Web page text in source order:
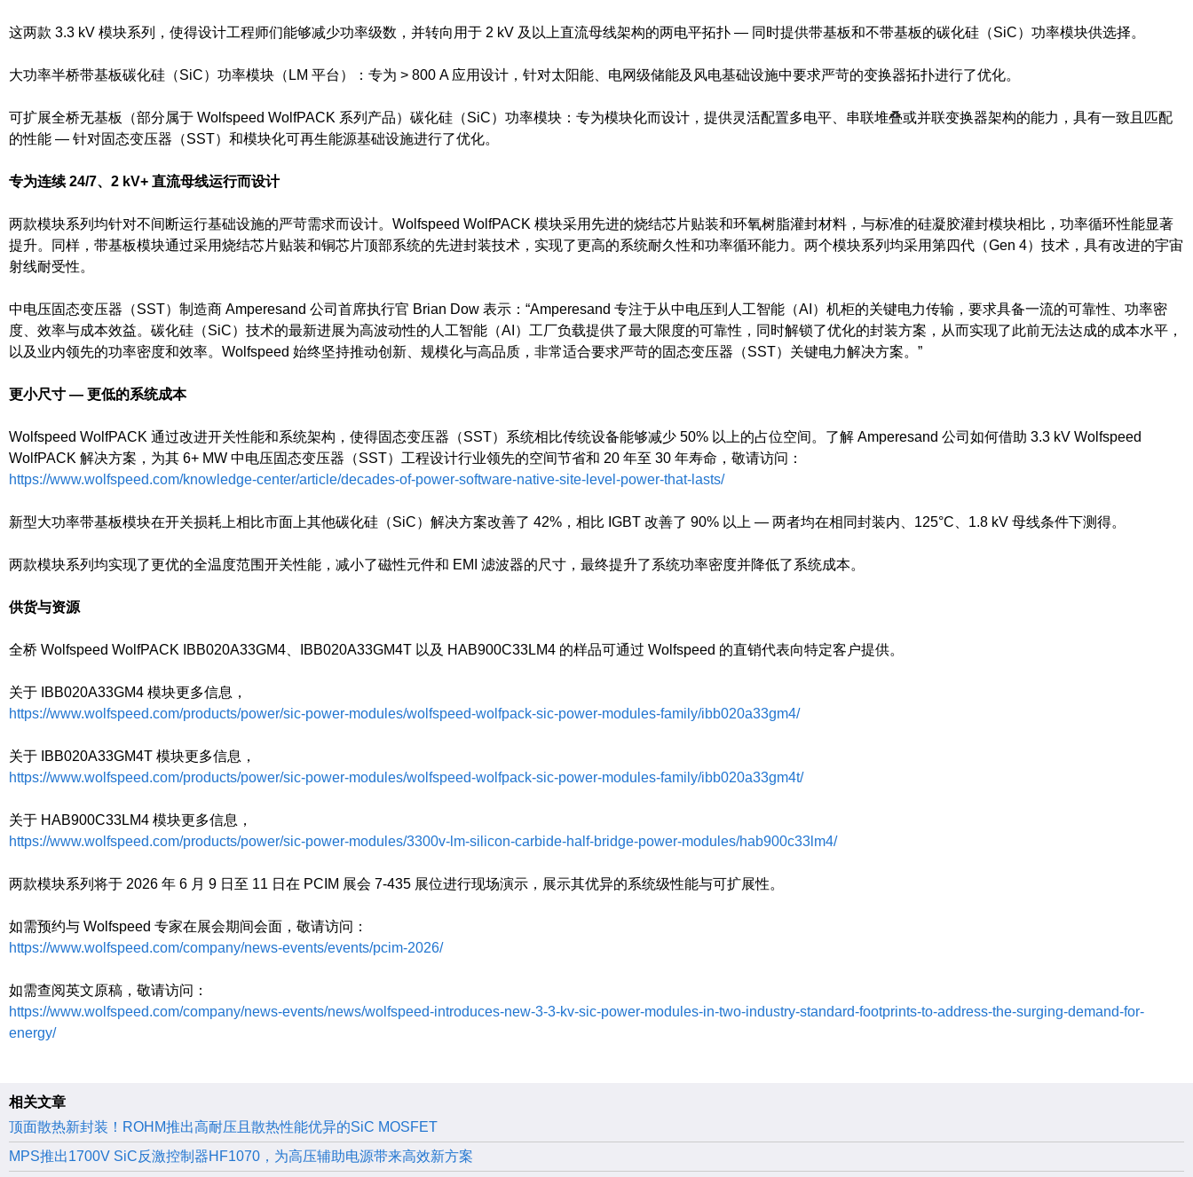
这两款 3.3 kV 模块系列，使得设计工程师们能够减少功率级数，并转向用于 2 kV 及以上直流母线架构的两电平拓扑 — 同时提供带基板和不带基板的碳化硅（SiC）功率模块供选择。
大功率半桥带基板碳化硅（SiC）功率模块（LM 平台）：专为 > 800 A 应用设计，针对太阳能、电网级储能及风电基础设施中要求严苛的变换器拓扑进行了优化。
可扩展全桥无基板（部分属于 Wolfspeed WolfPACK 系列产品）碳化硅（SiC）功率模块：专为模块化而设计，提供灵活配置多电平、串联堆叠或并联变换器架构的能力，具有一致且匹配
的性能 — 针对固态变压器（SST）和模块化可再生能源基础设施进行了优化。
专为连续 24/7、2 kV+ 直流母线运行而设计
两款模块系列均针对不间断运行基础设施的严苛需求而设计。Wolfspeed WolfPACK 模块采用先进的烧结芯片贴装和环氧树脂灌封材料，与标准的硅凝胶灌封模块相比，功率循环性能显著
提升。同样，带基板模块通过采用烧结芯片贴装和铜芯片顶部系统的先进封装技术，实现了更高的系统耐久性和功率循环能力。两个模块系列均采用第四代（Gen 4）技术，具有改进的宇宙
射线耐受性。
中电压固态变压器（SST）制造商 Amperesand 公司首席执行官 Brian Dow 表示：“Amperesand 专注于从中电压到人工智能（AI）机柜的关键电力传输，要求具备一流的可靠性、功率密
度、效率与成本效益。碳化硅（SiC）技术的最新进展为高波动性的人工智能（AI）工厂负载提供了最大限度的可靠性，同时解锁了优化的封装方案，从而实现了此前无法达成的成本水平，
以及业内领先的功率密度和效率。Wolfspeed 始终坚持推动创新、规模化与高品质，非常适合要求严苛的固态变压器（SST）关键电力解决方案。”
更小尺寸 — 更低的系统成本
Wolfspeed WolfPACK 通过改进开关性能和系统架构，使得固态变压器（SST）系统相比传统设备能够减少 50% 以上的占位空间。了解 Amperesand 公司如何借助 3.3 kV Wolfspeed
WolfPACK 解决方案，为其 6+ MW 中电压固态变压器（SST）工程设计行业领先的空间节省和 20 年至 30 年寿命，敬请访问：
https://www.wolfspeed.com/knowledge-center/article/decades-of-power-software-native-site-level-power-that-lasts/
新型大功率带基板模块在开关损耗上相比市面上其他碳化硅（SiC）解决方案改善了 42%，相比 IGBT 改善了 90% 以上 — 两者均在相同封装内、125°C、1.8 kV 母线条件下测得。
两款模块系列均实现了更优的全温度范围开关性能，减小了磁性元件和 EMI 滤波器的尺寸，最终提升了系统功率密度并降低了系统成本。
供货与资源
全桥 Wolfspeed WolfPACK IBB020A33GM4、IBB020A33GM4T 以及 HAB900C33LM4 的样品可通过 Wolfspeed 的直销代表向特定客户提供。
关于 IBB020A33GM4 模块更多信息，
https://www.wolfspeed.com/products/power/sic-power-modules/wolfspeed-wolfpack-sic-power-modules-family/ibb020a33gm4/
关于 IBB020A33GM4T 模块更多信息，
https://www.wolfspeed.com/products/power/sic-power-modules/wolfspeed-wolfpack-sic-power-modules-family/ibb020a33gm4t/
关于 HAB900C33LM4 模块更多信息，
https://www.wolfspeed.com/products/power/sic-power-modules/3300v-lm-silicon-carbide-half-bridge-power-modules/hab900c33lm4/
两款模块系列将于 2026 年 6 月 9 日至 11 日在 PCIM 展会 7-435 展位进行现场演示，展示其优异的系统级性能与可扩展性。
如需预约与 Wolfspeed 专家在展会期间会面，敬请访问：
https://www.wolfspeed.com/company/news-events/events/pcim-2026/
如需查阅英文原稿，敬请访问：
https://www.wolfspeed.com/company/news-events/news/wolfspeed-introduces-new-3-3-kv-sic-power-modules-in-two-industry-standard-footprints-to-address-the-surging-demand-for-
energy/
相关文章
顶面散热新封装！ROHM推出高耐压且散热性能优异的SiC MOSFET
MPS推出1700V SiC反激控制器HF1070，为高压辅助电源带来高效新方案